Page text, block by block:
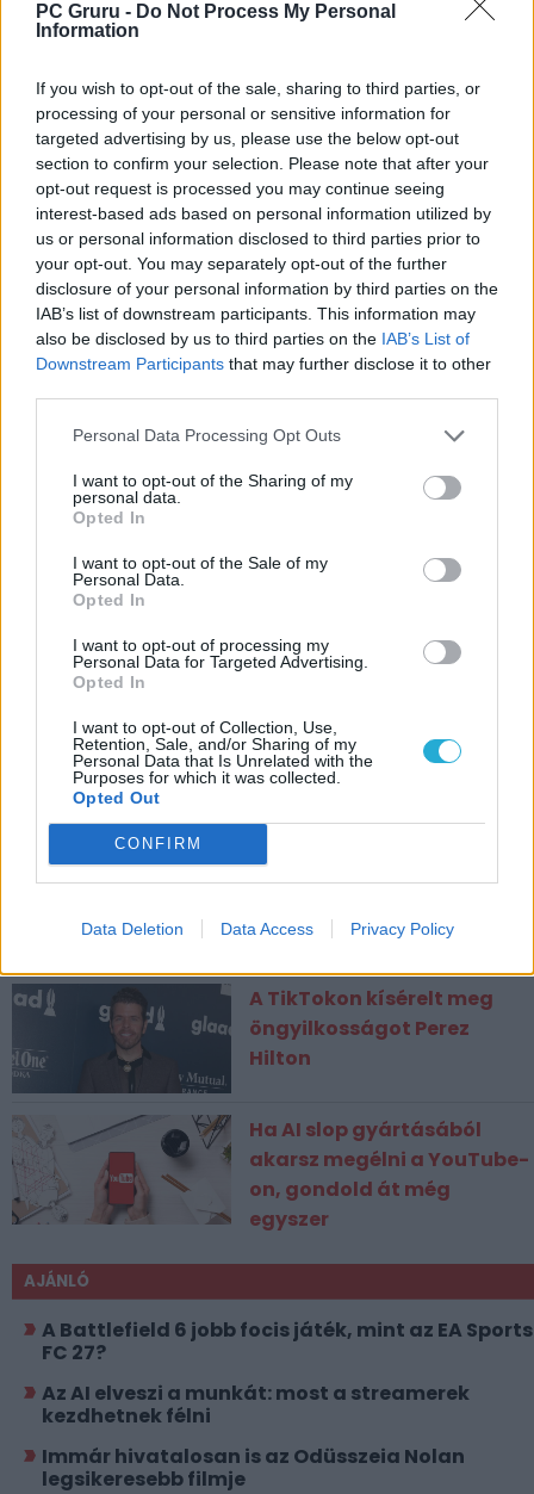
PC Gruru - Do Not Process My Personal
Information
If you wish to opt-out of the sale, sharing to third parties, or
processing of your personal or sensitive information for
targeted advertising by us, please use the below opt-out
section to confirm your selection. Please note that after your
opt-out request is processed you may continue seeing
interest-based ads based on personal information utilized by
us or personal information disclosed to third parties prior to
your opt-out. You may separately opt-out of the further
disclosure of your personal information by third parties on the
IAB’s list of downstream participants. This information may
also be disclosed by us to third parties on the IAB’s List of
Downstream Participants that may further disclose it to other
Personal Data Processing Opt Outs
I want to opt-out of the Sharing of my
personal data.
Opted In
I want to opt-out of the Sale of my
Personal Data.
Opted In
I want to opt-out of processing my
Personal Data for Targeted Advertising.
Opted In
I want to opt-out of Collection, Use,
Retention, Sale, and/or Sharing of my
Personal Data that Is Unrelated with the
Purposes for which it was collected.
Opted Out
CONFIRM
Data Deletion Data Access Privacy Policy
CÍMKÉK
ESPORT1 HÍREK
DOOM, Wolfenstein,
Fallout, The Elder Scrolls –
Aprópénzért vihetitek a
A TikTokon kísérelt meg
öngyilkosságot Perez
Hilton
Ha AI slop gyártásából
akarsz megélni a YouTube-
on, gondold át még
egyszer
AJÁNLÓ
A Battlefield 6 jobb focis játék, mint az EA Sports
FC 27?
Az AI elveszi a munkát: most a streamerek
kezdhetnek félni
Immár hivatalosan is az Odüsszeia Nolan
legsikeresebb filmje